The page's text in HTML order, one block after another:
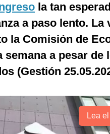
la tan
a paso lento. La
la Comisión de
a pesar de
(Gestión
Lea